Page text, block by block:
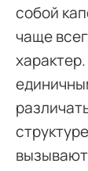
собой
чаще